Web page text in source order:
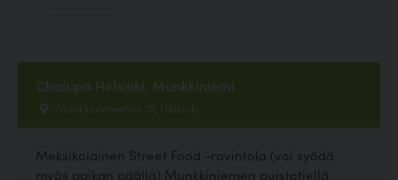
Chalupa Helsinki, Munkkiniemi
Munkkiniementie 16, Helsinki
Meksikolainen Street Food -ravintola (voi syödä
myös paikan päällä) Munkkiniemen puistotiellä